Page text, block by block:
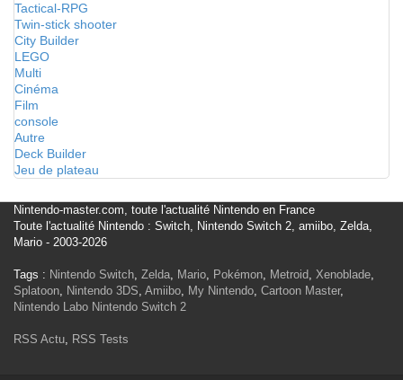
Tactical-RPG
Twin-stick shooter
City Builder
LEGO
Multi
Cinéma
Film
console
Autre
Deck Builder
Jeu de plateau
Nintendo-master.com, toute l'actualité Nintendo en France
Toute l'actualité Nintendo : Switch, Nintendo Switch 2, amiibo, Zelda,
Mario - 2003-2026
Tags : Nintendo Switch, Zelda, Mario, Pokémon, Metroid, Xenoblade,
Splatoon, Nintendo 3DS, Amiibo, My Nintendo, Cartoon Master,
Nintendo Labo Nintendo Switch 2
RSS Actu, RSS Tests